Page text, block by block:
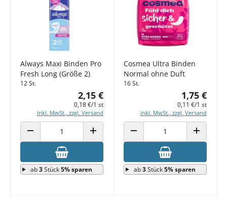
Always Maxi Binden Pro
Fresh Long (Größe 2)
12 St.
2,15 €
0,18 €/1 st
inkl. MwSt., zzgl. Versand
ANZAHL VERRINGERN ANZAHL ERHÖHEN
ab3Stück5% sparen
Cosmea Ultra Binden
Normal ohne Duft
16 St.
1,75 €
0,11 €/1 st
inkl. MwSt., zzgl. Versand
ANZAHL VERRINGERN ANZAHL
ab3Stück5% sparen